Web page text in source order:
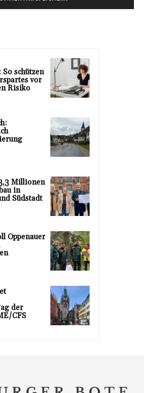
schützen
vor
Risiko
Millionen
in
Südstadt
Oppenauer
der
CFS